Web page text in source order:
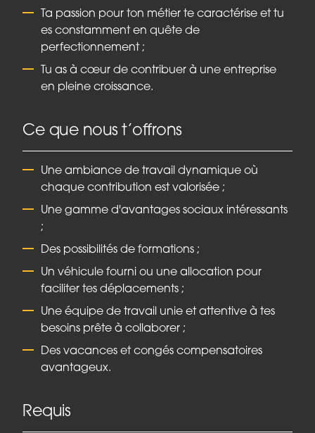
Ta passion pour ton métier te caractérise et tu
es constamment en quête de
perfectionnement ;
Tu as à cœur de contribuer à une entreprise
en pleine croissance.
Ce que nous t’offrons
Une ambiance de travail dynamique où
chaque contribution est valorisée ;
Une gamme d'avantages sociaux intéressants
;
Des possibilités de formations ;
Un véhicule fourni ou une allocation pour
faciliter tes déplacements ;
Une équipe de travail unie et attentive à tes
besoins prête à collaborer ;
Des vacances et congés compensatoires
avantageux.
Requis